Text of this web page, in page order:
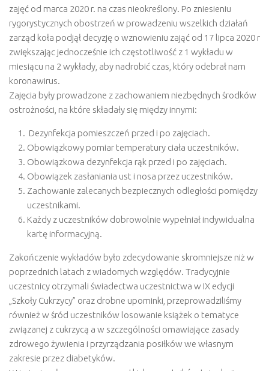
zajęć od marca 2020 r. na czas nieokreślony. Po zniesieniu
rygorystycznych obostrzeń w prowadzeniu wszelkich działań
zarząd koła podjął decyzję o wznowieniu zająć od 17 lipca 2020 r
zwiększając jednocześnie ich częstotliwość z 1 wykładu w
miesiącu na 2 wykłady, aby nadrobić czas, który odebrał nam
koronawirus.
Zajęcia były prowadzone z zachowaniem niezbędnych środków
ostrożności, na które składały się między innymi:
Dezynfekcja pomieszczeń przed i po zajęciach.
Obowiązkowy pomiar temperatury ciała uczestników.
Obowiązkowa dezynfekcja rąk przed i po zajęciach.
Obowiązek zasłaniania ust i nosa przez uczestników.
Zachowanie zalecanych bezpiecznych odległości pomiędzy
uczestnikami.
Każdy z uczestników dobrowolnie wypełniał indywidualna
kartę informacyjną.
Zakończenie wykładów było zdecydowanie skromniejsze niż w
poprzednich latach z wiadomych względów. Tradycyjnie
uczestnicy otrzymali świadectwa uczestnictwa w IX edycji
„Szkoły Cukrzycy” oraz drobne upominki, przeprowadziliśmy
również w śród uczestników losowanie książek o tematyce
związanej z cukrzycą a w szczególności omawiające zasady
zdrowego żywienia i przyrządzania posiłków we własnym
zakresie przez diabetyków.